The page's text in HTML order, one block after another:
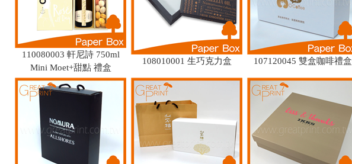
110080003 軒尼詩 750ml
Mini Moet+甜點 禮盒
108010001 生巧克力盒 107120045 雙盒咖啡禮盒